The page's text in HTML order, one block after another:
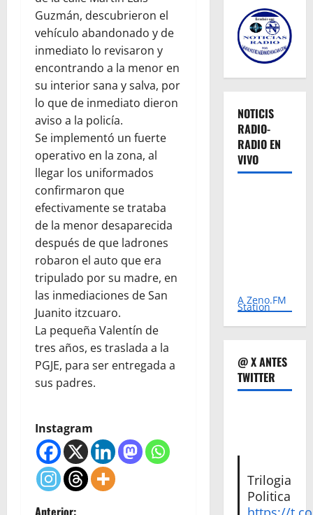
Guzmán, descubrieron el
vehículo abandonado y de
inmediato lo revisaron y
encontrando a la menor en
su interior sana y salva, por
lo que de inmediato dieron
aviso a la policía.
Se implementó un fuerte
operativo en la zona, al
llegar los uniformados
confirmaron que
efectivamente se trataba
de la menor desaparecida
después de que ladrones
robaron el auto que era
tripulado por su madre, en
las inmediaciones de San
Juanito itzcuaro.
La pequeña Valentín de
tres años, es traslada a la
PGJE, para ser entregada a
sus padres.
Instagram
Anterior:
NOTICIS
RADIO-
RADIO EN
VIVO
A Zeno.FM
Station
@ X ANTES
TWITTER
Trilogia
Politica